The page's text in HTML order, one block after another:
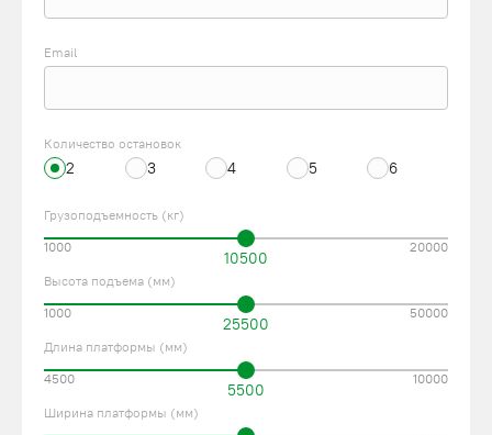
Email
Количество остановок
2 3 4 5 6
Грузоподъемность (кг)
10500
1000 20000
Высота подъема (мм)
25500
1000 50000
Длина платформы (мм)
5500
4500 10000
Ширина платформы (мм)